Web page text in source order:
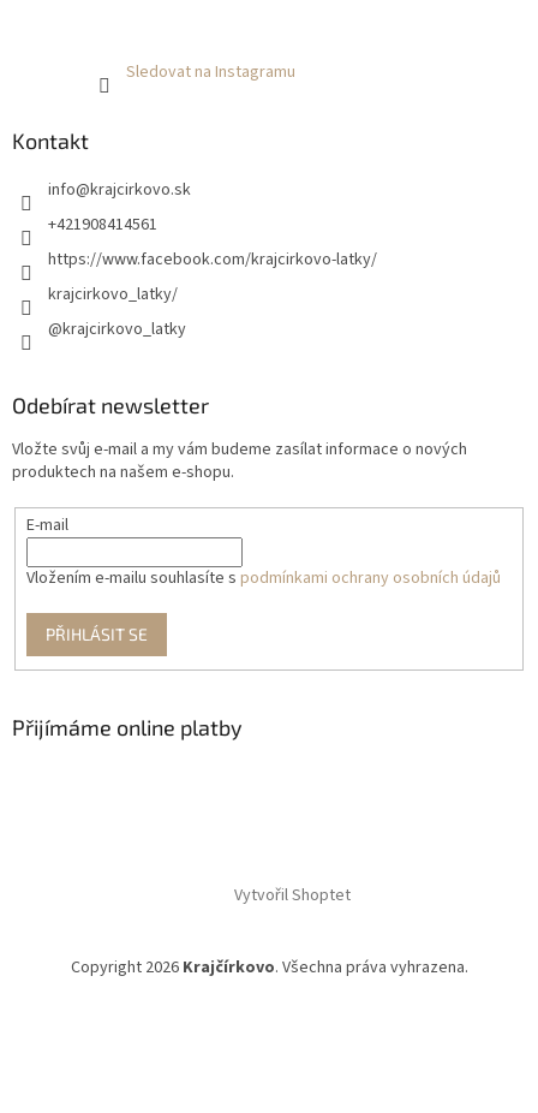
Sledovat na Instagramu
Kontakt
info@krajcirkovo.sk
+421908414561
https://www.facebook.com/krajcirkovo-latky/
krajcirkovo_latky/
@krajcirkovo_latky
Odebírat newsletter
Vložte svůj e-mail a my vám budeme zasílat informace o nových
produktech na našem e-shopu.
E-mail
Vložením e-mailu souhlasíte s podmínkami ochrany osobních údajů
PŘIHLÁSIT SE
Přijímáme online platby
Vytvořil Shoptet
Copyright 2026 Krajčírkovo. Všechna práva vyhrazena.